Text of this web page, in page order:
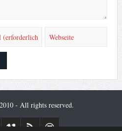
- All rights reserved.